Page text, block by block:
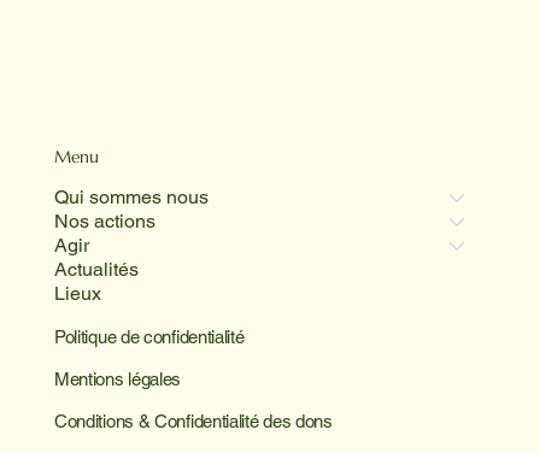
Menu
Qui sommes nous
Nos actions
Agir
Actualités
Lieux
Politique de confidentialité
Mentions légales
Conditions & Confidentialité des dons